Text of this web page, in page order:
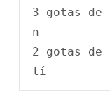
3 gotas de
n
2 gotas de
lí